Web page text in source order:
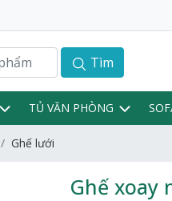
Tìm
TỦ VĂN PHÒNG
Ghế lưới
Ghế xoay